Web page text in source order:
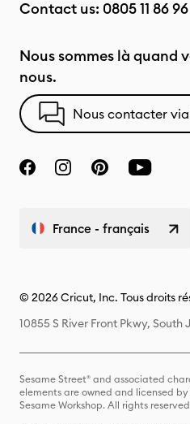
Contact us: 0805 11 86 96
Nous sommes là quand
nous.
Nous contacter
France - français
© 2026 Cricut, Inc. Tous droits
10855 S River Front Pkwy, South
Sesame Street® and associated
elements are owned and licensed by
Sesame Workshop. All rights